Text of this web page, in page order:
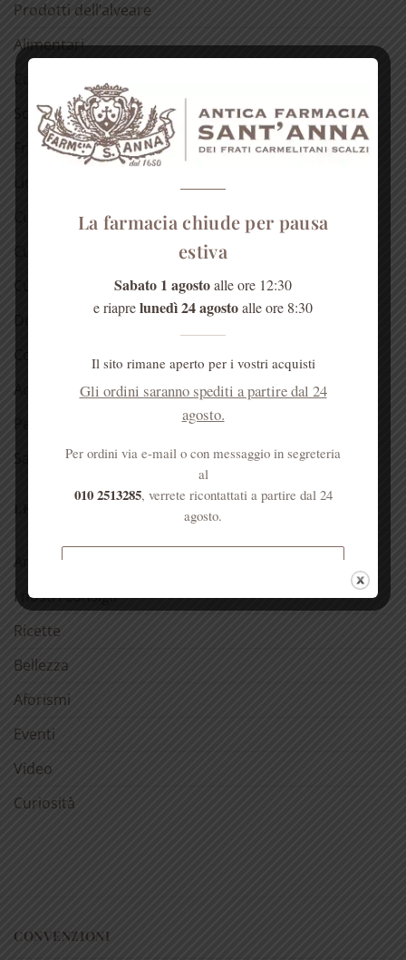
Prodotti dell’alveare
Alimentari
Confetture
Sciroppo di rose
Fragranze del Carmelo
Cura della pelle
Cura dei capelli
Cura della bocca
Detergenti
Cosmetici alla rosa
Acqua di Sant’Anna
Per la casa
Salute dell’anima
LE NOSTRE RUBRICHE
Antica spezieria
I nostri consigli
Ricette
Bellezza
Aforismi
Eventi
Video
Curiosità
CONVENZIONI
La farmacia chiude per pausa
estiva
Sabato 1 agostoalle ore 12:30
e riaprelunedì 24 agostoalle ore 8:30
Il sito rimane aperto per i vostri acquisti
Gli ordini saranno spediti a partire dal 24
agosto.
Per ordini via e-mail o con messaggio in segreteria
al
010 2513285, verrete ricontattati a partire dal 24
agosto.
superiori a € 50